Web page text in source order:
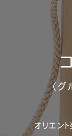
電子ピ
防音・
（グ
オリエン